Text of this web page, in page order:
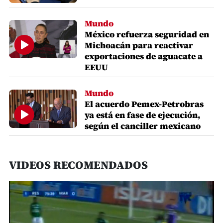
Mundo
México refuerza seguridad en
Michoacán para reactivar
exportaciones de aguacate a
EEUU
Mundo
El acuerdo Pemex-Petrobras
ya está en fase de ejecución,
según el canciller mexicano
VIDEOS RECOMENDADOS